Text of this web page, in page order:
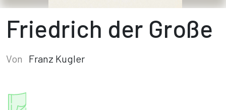
Friedrich der Große
Von Franz Kugler